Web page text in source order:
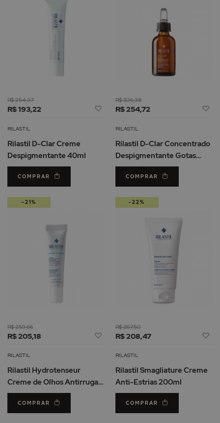
R$ 193,22
R$ 254,37
Adicionar
Lista
Desejos
RILASTIL
Rilastil D-Clar Creme
Despigmentante 40ml
COMPRAR
R$ 254,72
R$ 326,38
RILASTIL
Rilastil D-Clar Concentrado
Despigmentante Gotas
30ml
COMPRAR
R$ 205,18
R$ 259,66
Adicionar
Lista
Desejos
RILASTIL
Rilastil Hydrotenseur
Creme de Olhos Antirrugas
15ml
COMPRAR
-21%
R$ 208,47
R$ 267,50
RILASTIL
Rilastil Smagliature Creme
Anti-Estrias 200ml
COMPRAR
-22%